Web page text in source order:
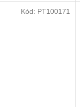
Kód: PT100171